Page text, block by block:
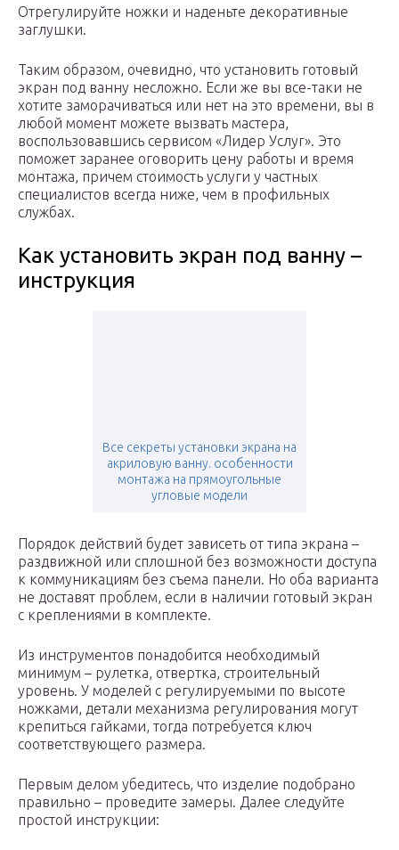
Отрегулируйте ножки и наденьте декоративные
заглушки.
Таким образом, очевидно, что установить готовый
экран под ванну несложно. Если же вы все-таки не
хотите заморачиваться или нет на это времени, вы в
любой момент можете вызвать мастера,
воспользовавшись сервисом «Лидер Услуг». Это
поможет заранее оговорить цену работы и время
монтажа, причем стоимость услуги у частных
специалистов всегда ниже, чем в профильных
службах.
Как установить экран под ванну –
инструкция
Все секреты установки экрана на
акриловую ванну. особенности
монтажа на прямоугольные
угловые модели
Порядок действий будет зависеть от типа экрана –
раздвижной или сплошной без возможности доступа
к коммуникациям без съема панели. Но оба варианта
не доставят проблем, если в наличии готовый экран
с креплениями в комплекте.
Из инструментов понадобится необходимый
минимум – рулетка, отвертка, строительный
уровень. У моделей с регулируемыми по высоте
ножками, детали механизма регулирования могут
крепиться гайками, тогда потребуется ключ
соответствующего размера.
Первым делом убедитесь, что изделие подобрано
правильно – проведите замеры. Далее следуйте
простой инструкции: